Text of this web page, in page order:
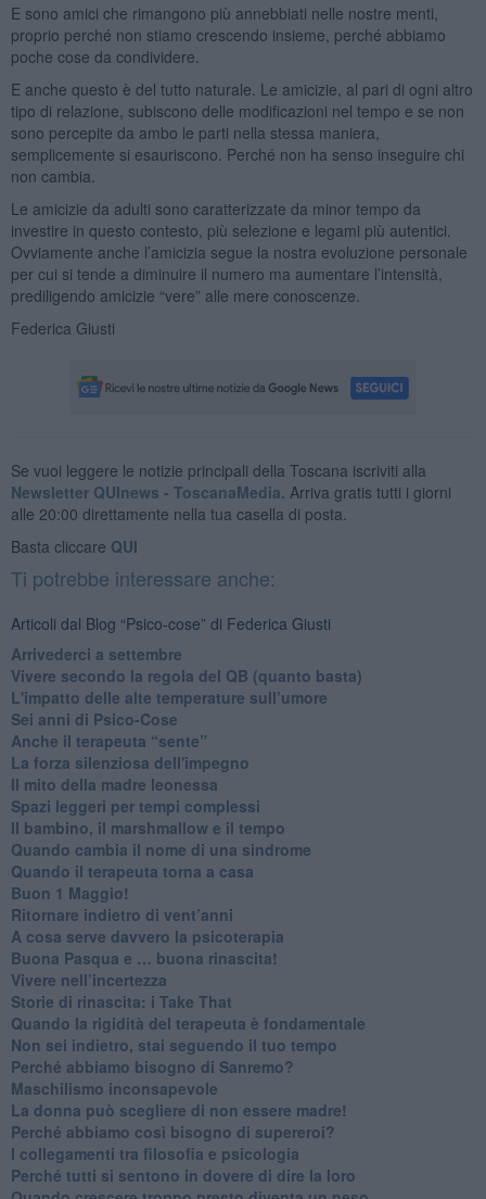
E sono amici che rimangono più annebbiati nelle nostre menti,
proprio perché non stiamo crescendo insieme, perché abbiamo
poche cose da condividere.
E anche questo è del tutto naturale. Le amicizie, al pari di ogni altro
tipo di relazione, subiscono delle modificazioni nel tempo e se non
sono percepite da ambo le parti nella stessa maniera,
semplicemente si esauriscono. Perché non ha senso inseguire chi
non cambia.
Le amicizie da adulti sono caratterizzate da minor tempo da
investire in questo contesto, più selezione e legami più autentici.
Ovviamente anche l’amicizia segue la nostra evoluzione personale
per cui si tende a diminuire il numero ma aumentare l’intensità,
prediligendo amicizie “vere” alle mere conoscenze.
Federica Giusti
Se vuoi leggere le notizie principali della Toscana iscriviti alla
Newsletter QUInews - ToscanaMedia. Arriva gratis tutti i giorni
alle 20:00 direttamente nella tua casella di posta.
Basta cliccare QUI
Ti potrebbe interessare anche:
Articoli dal Blog “Psico-cose” di Federica Giusti
​Arrivederci a settembre
​Vivere secondo la regola del QB (quanto basta)
​L'impatto delle alte temperature sull’umore
Sei anni di Psico-Cose
​Anche il terapeuta “sente”
​La forza silenziosa dell'impegno
​Il mito della madre leonessa
Spazi leggeri per tempi complessi
Il bambino, il marshmallow e il tempo
​Quando cambia il nome di una sindrome
​Quando il terapeuta torna a casa
​Buon 1 Maggio!
Ritornare indietro di vent’anni
​A cosa serve davvero la psicoterapia
​Buona Pasqua e … buona rinascita!
​Vivere nell’incertezza
​Storie di rinascita: i Take That
​Quando la rigidità del terapeuta è fondamentale
​Non sei indietro, stai seguendo il tuo tempo
​Perché abbiamo bisogno di Sanremo?
​Maschilismo inconsapevole
​La donna può scegliere di non essere madre!
​Perché abbiamo così bisogno di supereroi?
​I collegamenti tra filosofia e psicologia
​Perché tutti si sentono in dovere di dire la loro